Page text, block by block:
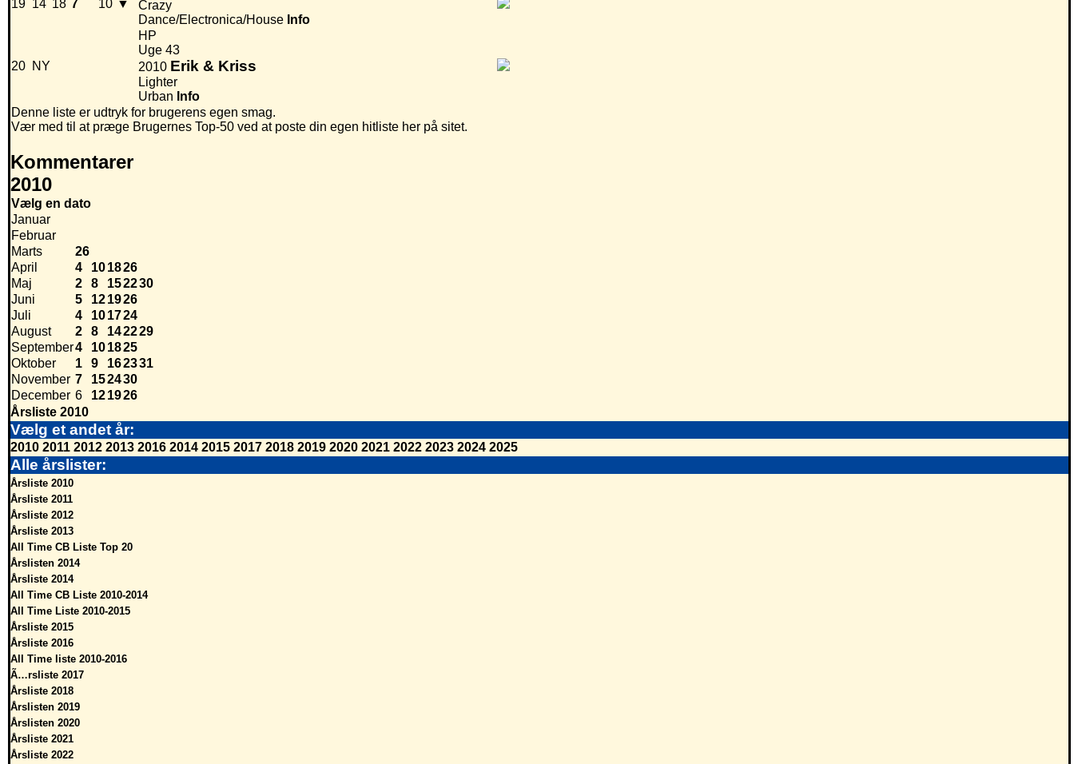
19 14 18 7 10 ▼
Crazy
Dance/Electronica/House Info
20 NY
HP
Uge 43
2010 Erik & Kriss
Lighter
Urban Info
Denne liste er udtryk for brugerens egen smag.
Vær med til at præge Brugernes Top-50 ved at poste din egen hitliste her på sitet.
Kommentarer
2010
Vælg en dato
Januar
Februar
Marts
26
April
4 101826
Maj
2 8 152230
Juni
5 121926
Juli
4 101724
August
2 8 142229
September4 101825
Oktober
1 9 162331
November 7 152430
December 6 121926
Årsliste 2010
Vælg et andet år:
2010 2011 2012 2013 2016 2014 2015 2017 2018 2019 2020 2021 2022 2023 2024 2025
Alle årslister:
Årsliste 2010
Årsliste 2011
Årsliste 2012
Årsliste 2013
All Time CB Liste Top 20
Årslisten 2014
Årsliste 2014
All Time CB Liste 2010-2014
All Time Liste 2010-2015
Årsliste 2015
Årsliste 2016
All Time liste 2010-2016
Ã…rsliste 2017
Årsliste 2018
Årslisten 2019
Årslisten 2020
Årsliste 2021
Årsliste 2022